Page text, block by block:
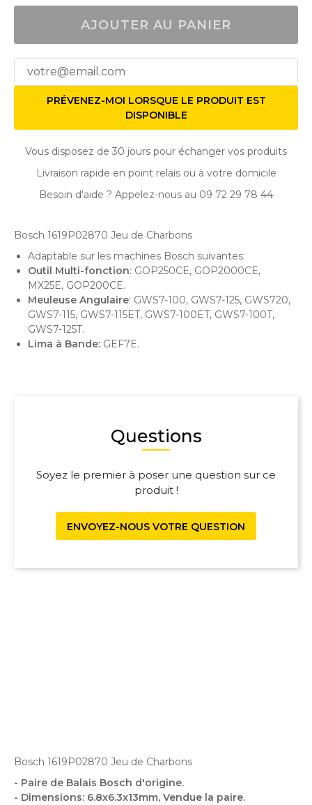
AJOUTER AU PANIER
PRÉVENEZ-MOI LORSQUE LE PRODUIT EST
DISPONIBLE
Vous disposez de 30 jours pour échanger vos produits
Livraison rapide en point relais ou à votre domicile
Besoin d'aide ? Appelez-nous au 09 72 29 78 44
Bosch 1619P02870 Jeu de Charbons
Adaptable sur les machines Bosch suivantes:
Outil Multi-fonction: GOP250CE, GOP2000CE,
MX25E, GOP200CE.
Meuleuse Angulaire: GWS7-100, GWS7-125, GWS720,
GWS7-115, GWS7-115ET, GWS7-100ET, GWS7-100T,
GWS7-125T.
Lima à Bande: GEF7E.
Questions
Soyez le premier à poser une question sur ce
produit !
ENVOYEZ-NOUS VOTRE QUESTION
Bosch 1619P02870 Jeu de Charbons
- Paire de Balais Bosch d'origine.
- Dimensions: 6.8x6.3x13mm, Vendue la paire.